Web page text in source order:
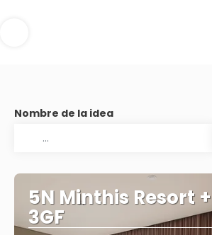
Nombre de la idea
5N Minthis Resort +
3GF